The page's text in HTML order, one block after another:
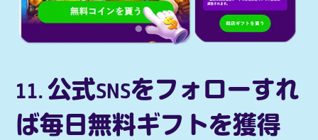
11. 公式SNSをフォローすれ
ば毎日無料ギフトを獲得